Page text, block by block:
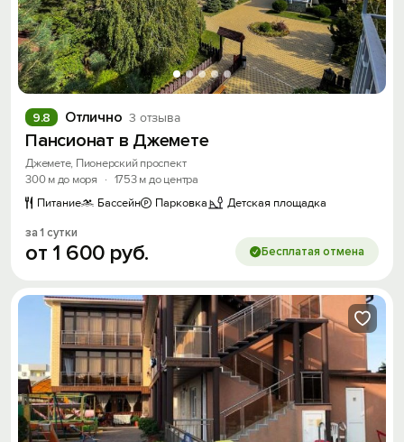
Отлично 3 отзыва
9.8
Пансионат в Джемете
Джемете, Пионерский проспект
300 м до моря
· 1753 м до центра
Питание
Бассейн Парковка Детская площадка
за 1 сутки
от 1 600 руб. Бесплатая отмена